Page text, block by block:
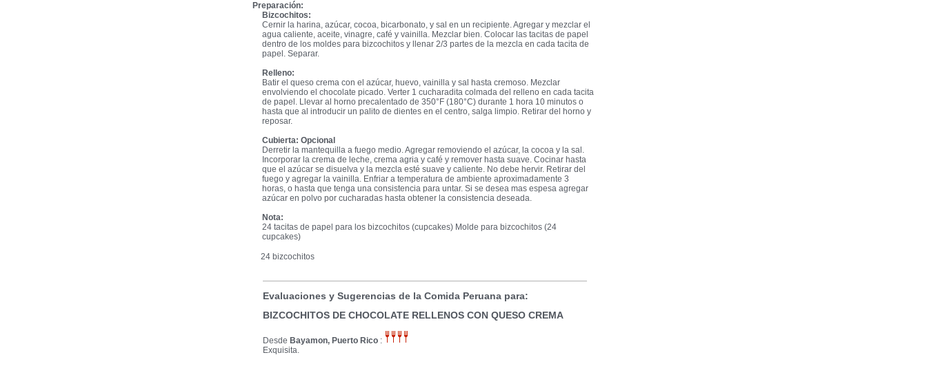
Preparación:
Bizcochitos:
Cernir la harina, azúcar, cocoa, bicarbonato, y sal en un recipiente. Agregar y mezclar el
agua caliente, aceite, vinagre, café y vainilla. Mezclar bien. Colocar las tacitas de papel
dentro de los moldes para bizcochitos y llenar 2/3 partes de la mezcla en cada tacita de
papel. Separar.
Relleno:
Batir el queso crema con el azúcar, huevo, vainilla y sal hasta cremoso. Mezclar
envolviendo el chocolate picado. Verter 1 cucharadita colmada del relleno en cada tacita
de papel. Llevar al horno precalentado de 350°F (180°C) durante 1 hora 10 minutos o
hasta que al introducir un palito de dientes en el centro, salga limpio. Retirar del horno y
reposar.
Cubierta: Opcional
Derretir la mantequilla a fuego medio. Agregar removiendo el azúcar, la cocoa y la sal.
Incorporar la crema de leche, crema agria y café y remover hasta suave. Cocinar hasta
que el azúcar se disuelva y la mezcla esté suave y caliente. No debe hervir. Retirar del
fuego y agregar la vainilla. Enfriar a temperatura de ambiente aproximadamente 3
horas, o hasta que tenga una consistencia para untar. Si se desea mas espesa agregar
azúcar en polvo por cucharadas hasta obtener la consistencia deseada.
Nota:
24 tacitas de papel para los bizcochitos (cupcakes) Molde para bizcochitos (24
cupcakes)
24 bizcochitos
Evaluaciones y Sugerencias de la Comida Peruana para:
BIZCOCHITOS DE CHOCOLATE RELLENOS CON QUESO CREMA
Desde Bayamon, Puerto Rico:
Exquisita.